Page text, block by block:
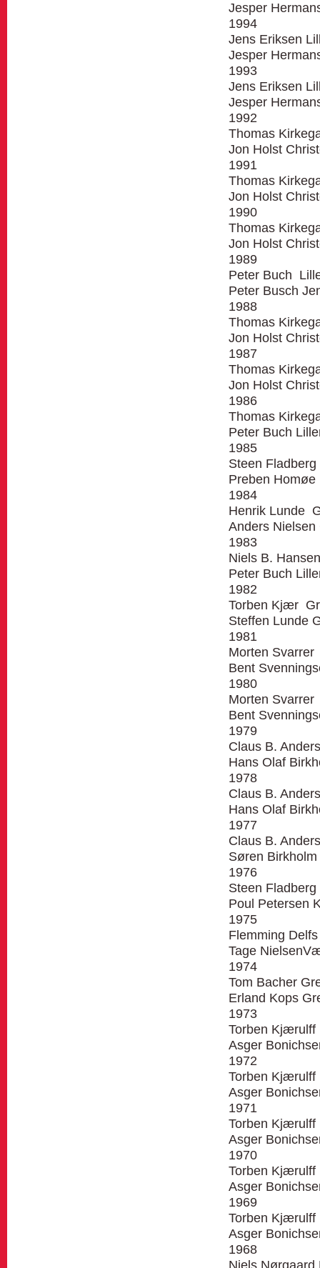
Jesper
1994
Jens Eriksen
Jesper
1993
Jens Eriksen
Jesper
1992
Thomas
Jon Holst
1991
Thomas
Jon Holst
1990
Thomas
Jon Holst
1989
Peter Buch
Peter Busch
1988
Thomas
Jon Holst
1987
Thomas
Jon Holst
1986
Thomas
Peter Buch
1985
Steen
Preben Homøe
1984
Henrik Lunde
Anders Nielsen
1983
Niels B.
Peter Buch
1982
Torben Kjær
Steffen Lunde
1981
Morten
Bent
1980
Morten
Bent
1979
Claus B.
Hans Olaf
1978
Claus B.
Hans Olaf
1977
Claus B.
Søren
1976
Steen
Poul Petersen
1975
Flemming
Tage
1974
Tom Bacher
Erland Kops
1973
Torben
Asger
1972
Torben Kjærulff
Asger
1971
Torben
Asger
1970
Torben Kjærulff
Asger
1969
Torben Kjærulff
Asger
1968
Niels Nørgaard